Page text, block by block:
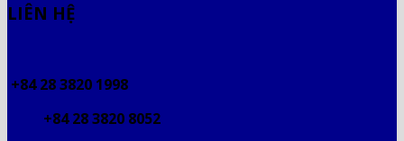
LIÊN HỆ
+84 28 3820 1998
+84 28 3820 8052